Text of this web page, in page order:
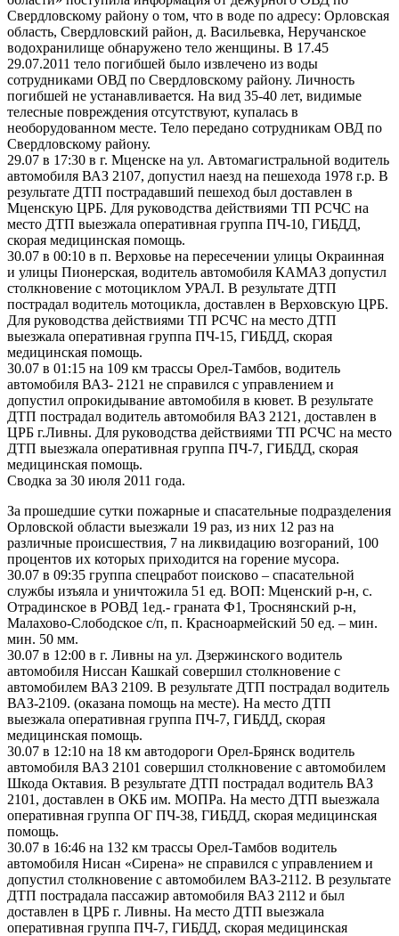
Свердловскому району о том, что в воде по адресу: Орловская
область, Свердловский район, д. Васильевка, Неручанское
водохранилище обнаружено тело женщины. В 17.45
29.07.2011 тело погибшей было извлечено из воды
сотрудниками ОВД по Свердловскому району. Личность
погибшей не устанавливается. На вид 35-40 лет, видимые
телесные повреждения отсутствуют, купалась в
необорудованном месте. Тело передано сотрудникам ОВД по
Свердловскому району.
29.07 в 17:30 в г. Мценске на ул. Автомагистральной водитель
автомобиля ВАЗ 2107, допустил наезд на пешехода 1978 г.р. В
результате ДТП пострадавший пешеход был доставлен в
Мценскую ЦРБ. Для руководства действиями ТП РСЧС на
место ДТП выезжала оперативная группа ПЧ-10, ГИБДД,
скорая медицинская помощь.
30.07 в 00:10 в п. Верховье на пересечении улицы Окраинная
и улицы Пионерская, водитель автомобиля КАМАЗ допустил
столкновение с мотоциклом УРАЛ. В результате ДТП
пострадал водитель мотоцикла, доставлен в Верховскую ЦРБ.
Для руководства действиями ТП РСЧС на место ДТП
выезжала оперативная группа ПЧ-15, ГИБДД, скорая
медицинская помощь.
30.07 в 01:15 на 109 км трассы Орел-Тамбов, водитель
автомобиля ВАЗ- 2121 не справился с управлением и
допустил опрокидывание автомобиля в кювет. В результате
ДТП пострадал водитель автомобиля ВАЗ 2121, доставлен в
ЦРБ г.Ливны. Для руководства действиями ТП РСЧС на место
ДТП выезжала оперативная группа ПЧ-7, ГИБДД, скорая
медицинская помощь.
Сводка за 30 июля 2011 года.
За прошедшие сутки пожарные и спасательные подразделения
Орловской области выезжали 19 раз, из них 12 раз на
различные происшествия, 7 на ликвидацию возгораний, 100
процентов их которых приходится на горение мусора.
30.07 в 09:35 группа спецработ поисково – спасательной
службы изъяла и уничтожила 51 ед. ВОП: Мценский р-н, с.
Отрадинское в РОВД 1ед.- граната Ф1, Троснянский р-н,
Малахово-Слободское с/п, п. Красноармейский 50 ед. – мин.
мин. 50 мм.
30.07 в 12:00 в г. Ливны на ул. Дзержинского водитель
автомобиля Ниссан Кашкай совершил столкновение с
автомобилем ВАЗ 2109. В результате ДТП пострадал водитель
ВАЗ-2109. (оказана помощь на месте). На место ДТП
выезжала оперативная группа ПЧ-7, ГИБДД, скорая
медицинская помощь.
30.07 в 12:10 на 18 км автодороги Орел-Брянск водитель
автомобиля ВАЗ 2101 совершил столкновение с автомобилем
Шкода Октавия. В результате ДТП пострадал водитель ВАЗ
2101, доставлен в ОКБ им. МОПРа. На место ДТП выезжала
оперативная группа ОГ ПЧ-38, ГИБДД, скорая медицинская
помощь.
30.07 в 16:46 на 132 км трассы Орел-Тамбов водитель
автомобиля Нисан «Сирена» не справился с управлением и
допустил столкновение с автомобилем ВАЗ-2112. В результате
ДТП пострадала пассажир автомобиля ВАЗ 2112 и был
доставлен в ЦРБ г. Ливны. На место ДТП выезжала
оперативная группа ПЧ-7, ГИБДД, скорая медицинская